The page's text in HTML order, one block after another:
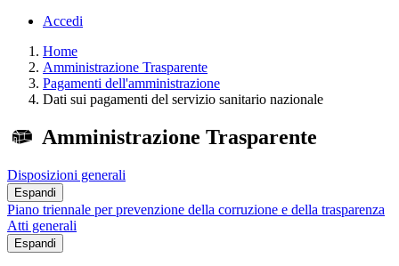
Accedi
Home
Amministrazione Trasparente
Pagamenti dell'amministrazione
Dati sui pagamenti del servizio sanitario nazionale
Amministrazione Trasparente
Disposizioni generali
Espandi
Piano triennale per prevenzione della corruzione e della trasparenza
Atti generali
Espandi